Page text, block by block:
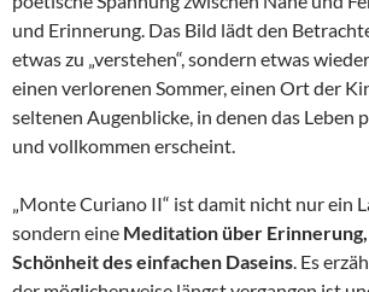
und Erinnerung. Das Bild lädt den
etwas zu „verstehen“, sondern etwas
einen verlorenen Sommer, einen Ort der
seltenen Augenblicke, in denen das Leben
und vollkommen erscheint.
„Monte Curiano II“ ist damit nicht nur ein
sondern eine Meditation über
Schönheit des einfachen Daseins . Es